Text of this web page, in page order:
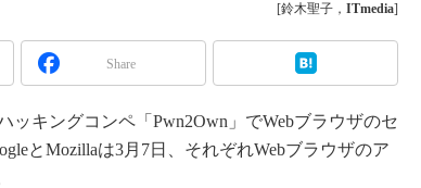
[鈴木聖子， ITmedia]
Share
キングコンペ「Pwn2Own」でWebブラウザのセ
とMozillaは3月7日、それぞれWebブラウザのア